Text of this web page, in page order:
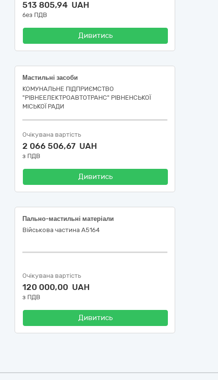
513 805,94 UAH
без ПДВ
Дивитись
Мастильні засоби
КОМУНАЛЬНЕ ПІДПРИЄМСТВО
"РІВНЕЕЛЕКТРОАВТОТРАНС" РІВНЕНСЬКОЇ
МІСЬКОЇ РАДИ
Очікувана вартість
2 066 506,67 UAH
з ПДВ
Дивитись
Пально-мастильні матеріали
Військова частина А5164
Очікувана вартість
120 000,00 UAH
з ПДВ
Дивитись